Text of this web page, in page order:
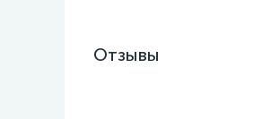
Отзывы